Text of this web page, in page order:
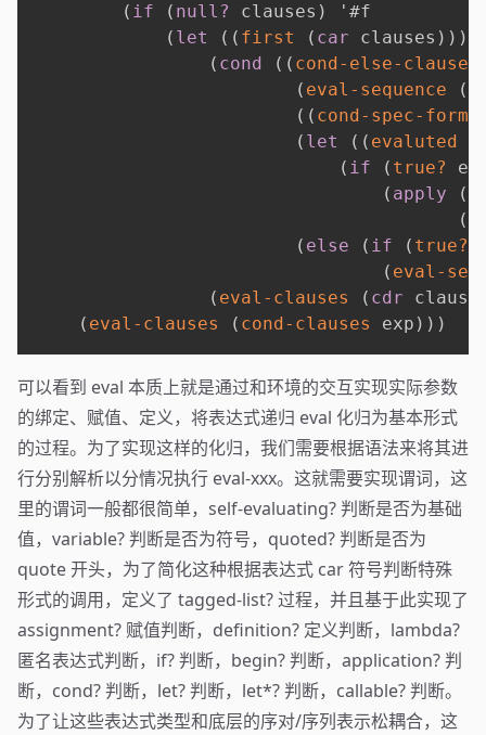
( if ( null? clauses ) ' #f
( let ( ( first ( car clauses ) ) )
( cond ( ( cond-else-clause?
( eval-sequence (
( ( cond-spec-form?
( let ( ( evaluted
( if ( true?
( apply (
(
( else ( if ( true?
( eval-
( eval-clauses ( cdr
( eval-clauses ( cond-clauses exp ) ) )
可以看到 eval 本质上就是通过和环境的交互实现实际参数
的绑定、赋值、定义，将表达式递归 eval 化归为基本形式
的过程。为了实现这样的化归，我们需要根据语法来将其进
行分别解析以分情况执行 eval-xxx。这就需要实现谓词，这
里的谓词一般都很简单，self-evaluating? 判断是否为基础
值，variable? 判断是否为符号，quoted? 判断是否为
quote 开头，为了简化这种根据表达式 car 符号判断特殊
形式的调用，定义了 tagged-list? 过程，并且基于此实现了
assignment? 赋值判断，definition? 定义判断，lambda?
匿名表达式判断，if? 判断，begin? 判断，application? 判
断，cond? 判断，let? 判断，let*? 判断，callable? 判断。
为了让这些表达式类型和底层的序对/序列表示松耦合，这